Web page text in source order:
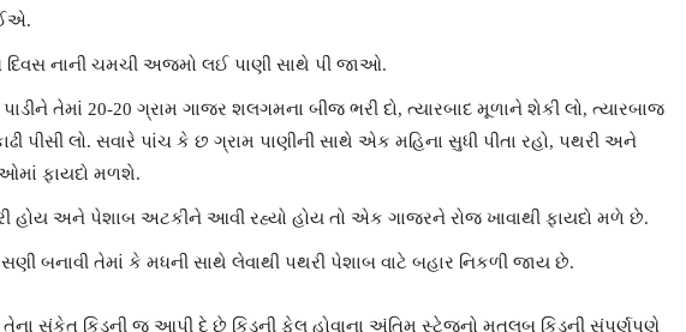
દિવસ નાની ચમચી અજમો લઈ પાણી સાથે પી જાઓ.
તેમાં 20-20 ગ્રામ ગાજર શલગમના બીજ ભરી દો, ત્યારબાદ મૂળાને શેકી લો, ત્યારબાજ
પીસી લો. સવારે પાંચ કે છ ગ્રામ પાણીની સાથે એક મહિના સુધી પીતા રહો, પથરી અને
ફાયદો મળશે.
હોય અને પેશાબ અટકીને આવી રહ્યો હોય તો એક ગાજરને રોજ ખાવાથી ફાયદો મળે છે.
બનાવી તેમાં કે મધની સાથે લેવાથી પથરી પેશાબ વાટે બહાર નિકળી જાય છે.
તેના સંકેત કિડની જ આપી દે છે કિડની ફેલ હોવાના અંતિમ સ્ટેજનો મતલબ કિડની સંપૂર્ણપણે